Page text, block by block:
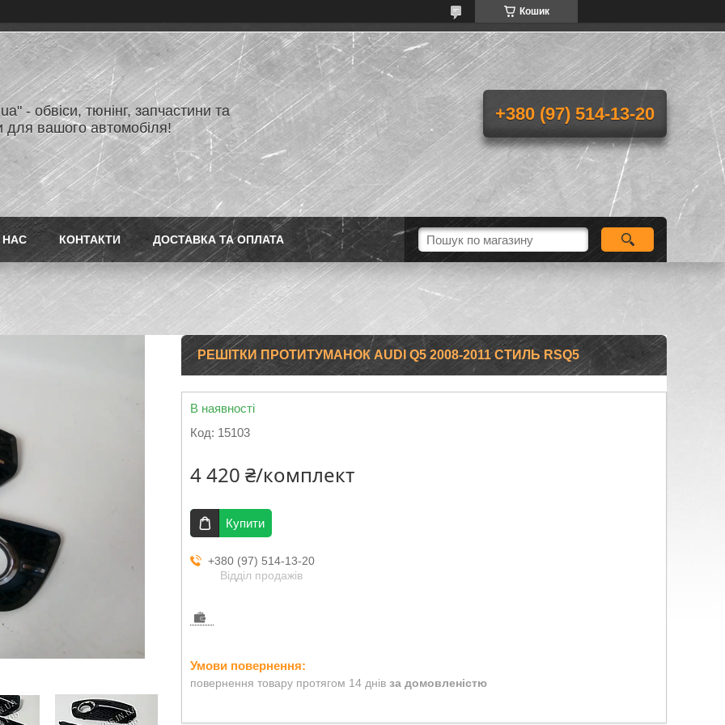
Кошик
- обвіси, тюнінг, запчастини та
для вашого автомобіля!
+380 (97) 514-13-20
НАС КОНТАКТИ ДОСТАВКА ТА ОПЛАТА
РЕШІТКИ ПРОТИТУМАНОК AUDI Q5 2008-2011 СТИЛЬ RSQ5
В наявності
Код: 15103
4 420 ₴/комплект
Купити
+380 (97) 514-13-20
Відділ продажів
повернення товару протягом 14 днів за домовленістю